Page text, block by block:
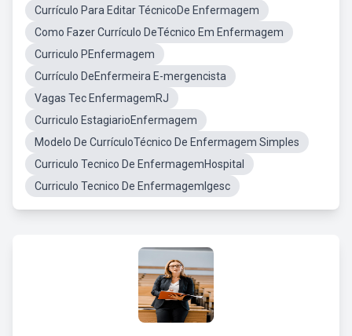
Currículo Para Editar TécnicoDe Enfermagem
Como Fazer Currículo DeTécnico Em Enfermagem
Curriculo PEnfermagem
Currículo DeEnfermeira E-mergencista
Vagas Tec EnfermagemRJ
Curriculo EstagiarioEnfermagem
Modelo De CurrículoTécnico De Enfermagem Simples
Curriculo Tecnico De EnfermagemHospital
Curriculo Tecnico De EnfermagemIgesc